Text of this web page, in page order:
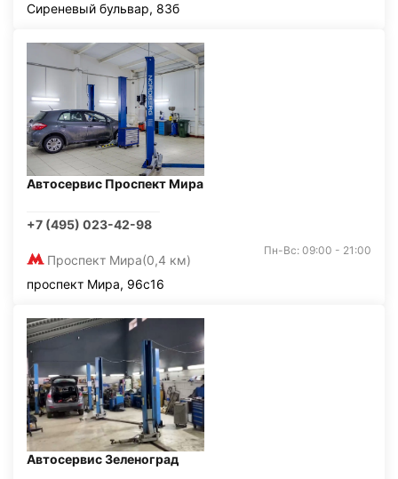
Сиреневый бульвар, 83б
Автосервис Проспект Мира
+7 (495) 023-42-98
Проспект Мира(0,4 км)
Пн-Вс: 09:00 - 21:00
проспект Мира, 96с16
Автосервис Зеленоград